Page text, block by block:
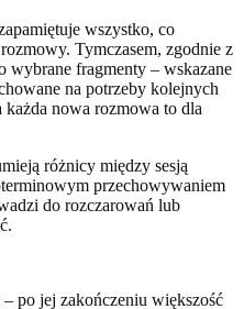
wszystko, co
Tymczasem, zgodnie z
wybrane fragmenty – wskazane
na potrzeby kolejnych
każda nowa rozmowa to dla
różnicy między sesją
przechowywaniem
do rozczarowań lub
po jej zakończeniu większość